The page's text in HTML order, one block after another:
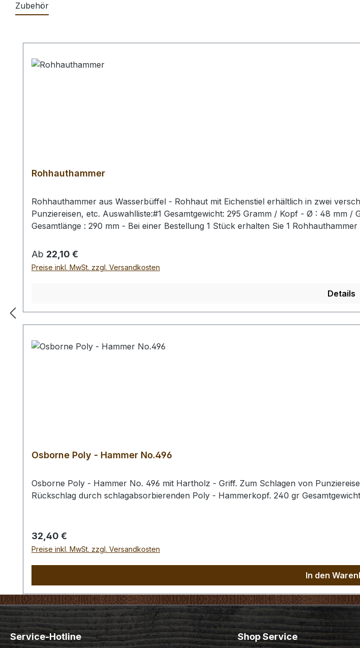
Zubehör
Rohhauthammer
Rohhauthammer aus Wasserbüffel - Rohhaut mit Eichenstiel erhältlich in zwei
Punziereisen, etc. Auswahlliste:#1 Gesamtgewicht: 295 Gramm / Kopf - Ø : 48 mm
Gesamtlänge : 290 mm - Bei einer Bestellung 1 Stück erhalten Sie 1
Regulärer Preis:
Ab 22,10 €
Preise inkl. MwSt. zzgl. Versandkosten
Details
Osborne Poly - Hammer No.496
Osborne Poly - Hammer No. 496 mit Hartholz - Griff. Zum Schlagen von
Rückschlag durch schlagabsorbierenden Poly - Hammerkopf. 240 gr
Regulärer Preis:
32,40 €
Preise inkl. MwSt. zzgl. Versandkosten
In den
Service-Hotline Shop Service